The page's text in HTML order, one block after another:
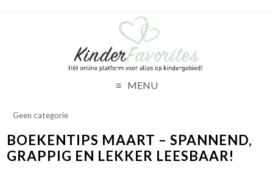
MENU
Geen categorie
BOEKENTIPS MAART – SPANNEND,
GRAPPIG EN LEKKER LEESBAAR!